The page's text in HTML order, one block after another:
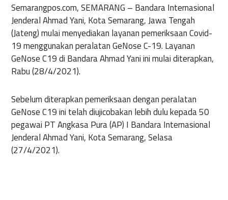
Semarangpos.com, SEMARANG – Bandara Internasional
Jenderal Ahmad Yani, Kota Semarang, Jawa Tengah
(Jateng) mulai menyediakan layanan pemeriksaan Covid-
19 menggunakan peralatan GeNose C-19. Layanan
GeNose C19 di Bandara Ahmad Yani ini mulai diterapkan,
Rabu (28/4/2021).
Sebelum diterapkan pemeriksaan dengan peralatan
GeNose C19 ini telah diujicobakan lebih dulu kepada 50
pegawai PT Angkasa Pura (AP) I Bandara Internasional
Jenderal Ahmad Yani, Kota Semarang, Selasa
(27/4/2021).